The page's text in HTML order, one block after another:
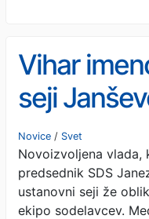
Vihar
seji
državni
Novice / Svet
Novoizvoljena vlada,
predsednik SDS
ustanovni seji že
ekipo sodelavcev.